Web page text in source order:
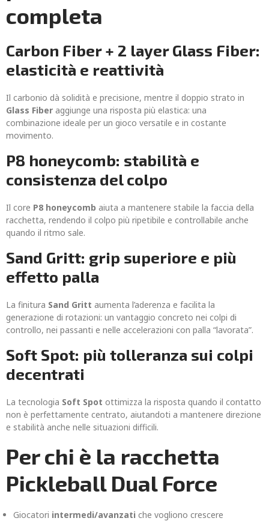
completa
Carbon Fiber + 2 layer Glass Fiber:
elasticità e reattività
Il carbonio dà solidità e precisione, mentre il doppio strato in
Glass Fiber aggiunge una risposta più elastica: una
combinazione ideale per un gioco versatile e in costante
movimento.
P8 honeycomb: stabilità e
consistenza del colpo
Il core P8 honeycomb aiuta a mantenere stabile la faccia della
racchetta, rendendo il colpo più ripetibile e controllabile anche
quando il ritmo sale.
Sand Gritt: grip superiore e più
effetto palla
La finitura Sand Gritt aumenta l’aderenza e facilita la
generazione di rotazioni: un vantaggio concreto nei colpi di
controllo, nei passanti e nelle accelerazioni con palla “lavorata”.
Soft Spot: più tolleranza sui colpi
decentrati
La tecnologia Soft Spot ottimizza la risposta quando il contatto
non è perfettamente centrato, aiutandoti a mantenere direzione
e stabilità anche nelle situazioni difficili.
Per chi è la racchetta
Pickleball Dual Force
Giocatori intermedi/avanzati che vogliono crescere